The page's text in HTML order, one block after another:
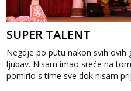
SUPER TALENT
Negdje po putu nakon svih ovih
ljubav. Nisam imao sreće na
pomirio s time sve dok nisam